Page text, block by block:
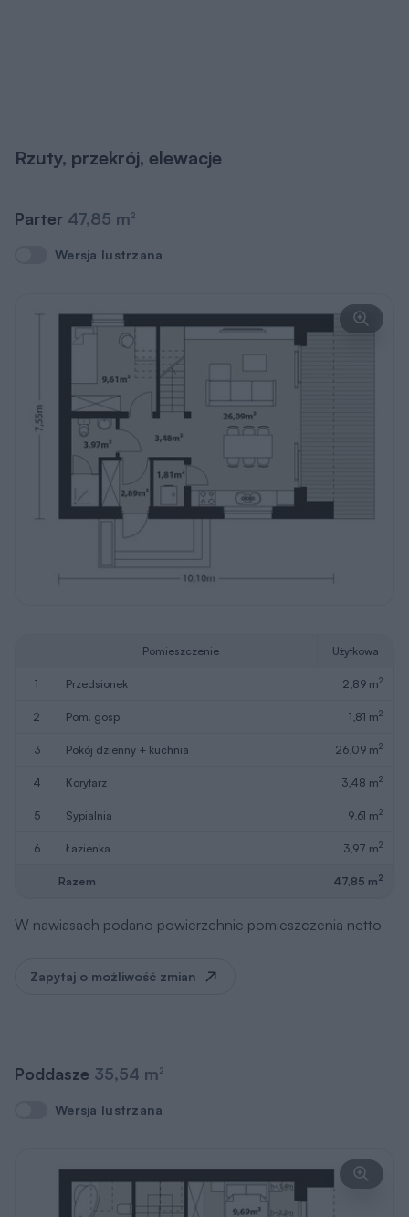
Rzuty, przekrój, elewacje
Parter 47,85 m2
Wersja lustrzana
Wersja lustrzana
Pomieszczenie Użytkowa
1 przedsionek 2,89 m2
2 pom. gosp. 1,81 m2
3 pokój dzienny + kuchnia 26,09 m2
4 korytarz 3,48 m2
5 sypialnia 9,61 m2
6 łazienka 3,97 m2
Razem 47,85 m2
W nawiasach podano powierzchnie pomieszczenia netto
Zapytaj o możliwość zmian
Poddasze 35,54 m2
Wersja lustrzana
Wersja lustrzana